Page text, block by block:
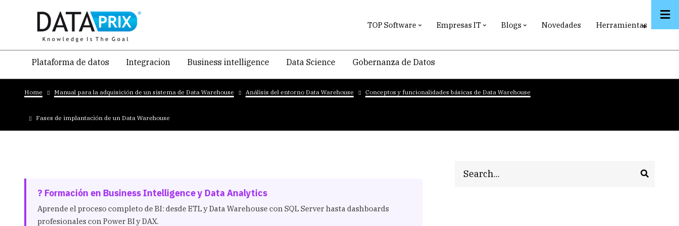
content
TOP Software Empresas IT Blogs Novedades Herramientas
Navegacion
temática
principal
Plataforma de datos Integracion Business intelligence Data Science Gobernanza de Datos
Breadcrumb
Home Manual para la adquisición de un sistema de Data Warehouse Análisis del entorno Data Warehouse Conceptos y funcionalidades básicas de Data Warehouse
Fases de implantación de un Data Warehouse
? Formación en Business Intelligence y Data Analytics
Aprende el proceso completo de BI: desde ETL y Data Warehouse con SQL Server hasta dashboards
profesionales con Power BI y DAX.